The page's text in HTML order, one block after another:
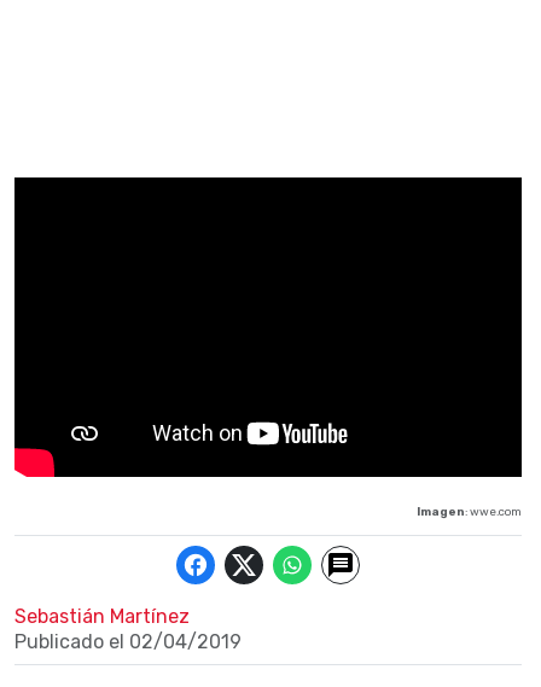
Imagen: wwe.com
Sebastián Martínez
Publicado el 02/04/2019